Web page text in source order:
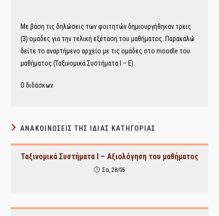
Με βάση τις δηλώσεις των φοιτητών δημιουργήθηκαν τρεις
(3) ομάδες για την τελική εξέταση του μαθήματος. Παρακαλώ
δείτε το αναρτήμενο αρχείο με τις ομάδες στο moodle του
μαθήματος (Ταξινομικά Συστήματα Ι – Ε).
Ο διδάσκων
ΑΝΑΚΟΙΝΏΣΕΙΣ ΤΗΣ ΊΔΙΑΣ ΚΑΤΗΓΟΡΊΑΣ
Ταξινομικά Συστήματα Ι – Αξιολόγηση του μαθήματος
Σα, 28/05